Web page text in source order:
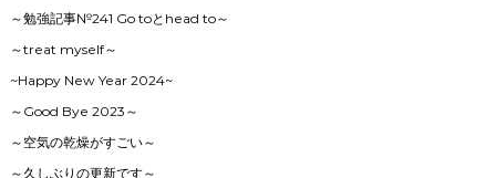
～勉強記事№241 Go toとhead to～
～treat myself～
~Happy New Year 2024~
～Good Bye 2023～
～空気の乾燥がすごい～
～久しぶりの更新です～